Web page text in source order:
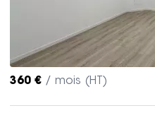
360 € / mois (HT)